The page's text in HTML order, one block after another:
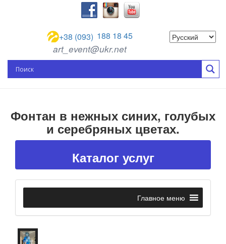
+38 (093) 188 18 45
art_event@ukr.net
Фонтан в нежных синих, голубых
и серебряных цветах.
Каталог услуг
Главное меню